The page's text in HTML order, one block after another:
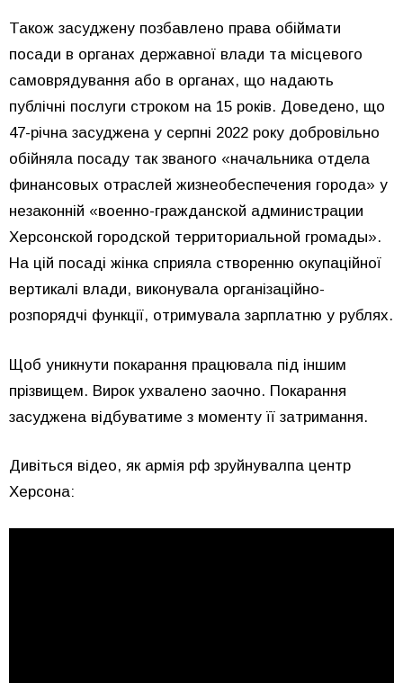
Також засуджену позбавлено права обіймати
посади в органах державної влади та місцевого
самоврядування або в органах, що надають
публічні послуги строком на 15 років. Доведено, що
47-річна засуджена у серпні 2022 року добровільно
обійняла посаду так званого «начальника отдела
финансовых отраслей жизнеобеспечения города» у
незаконній «военно-гражданской администрации
Херсонской городской территориальной громады».
На цій посаді жінка сприяла створенню окупаційної
вертикалі влади, виконувала організаційно-
розпорядчі функції, отримувала зарплатню у рублях.
Щоб уникнути покарання працювала під іншим
прізвищем. Вирок ухвалено заочно. Покарання
засуджена відбуватиме з моменту її затримання.
Дивіться відео, як армія рф зруйнувалпа центр
Херсона: